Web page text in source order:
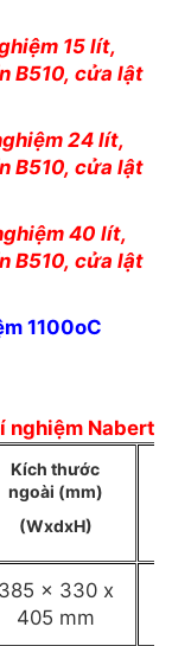
15 lít,
B510, cửa lật
24 lít,
B510, cửa lật
40 lít,
B510, cửa lật
1100oC
Kích thước
ngoài (mm)
(WxdxH)
385 x 330 x
405 mm